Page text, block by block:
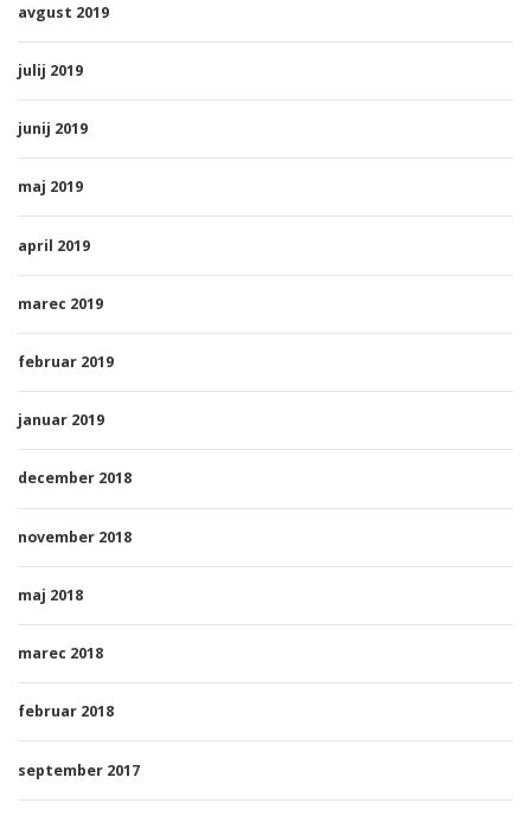
avgust 2019
julij 2019
junij 2019
maj 2019
april 2019
marec 2019
februar 2019
januar 2019
december 2018
november 2018
maj 2018
marec 2018
februar 2018
september 2017